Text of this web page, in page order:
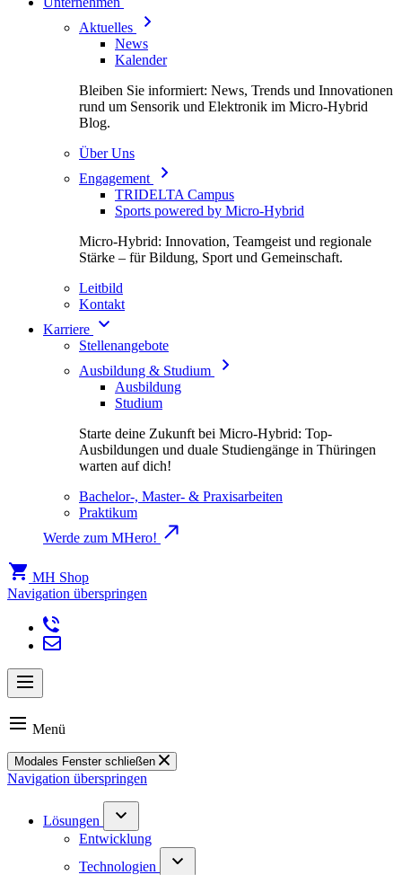
Aktuelles
News
Kalender
Bleiben Sie informiert: News, Trends und Innovationen
rund um Sensorik und Elektronik im Micro-Hybrid
Blog.
Über Uns
Engagement
TRIDELTA Campus
Sports powered by Micro-Hybrid
Micro-Hybrid: Innovation, Teamgeist und regionale
Stärke – für Bildung, Sport und Gemeinschaft.
Leitbild
Kontakt
Karriere
Stellenangebote
Ausbildung & Studium
Ausbildung
Studium
Starte deine Zukunft bei Micro-Hybrid: Top-
Ausbildungen und duale Studiengänge in Thüringen
warten auf dich!
Bachelor-, Master- & Praxisarbeiten
Praktikum
Werde zum MHero!
MH Shop
Navigation überspringen
Menü
Modales Fenster schließen
Navigation überspringen
Lösungen
Entwicklung
Technologien